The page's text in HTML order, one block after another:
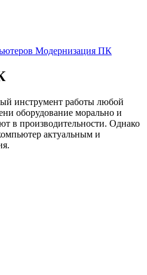
Модернизация ПК
инструмент работы любой
оборудование морально и
в производительности. Однако
актуальным и